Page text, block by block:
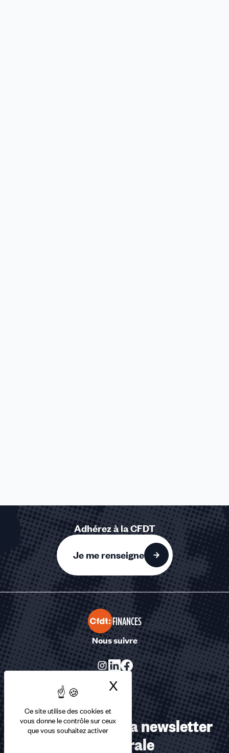
Ce site utilise des cookies et
vous donne le contrôle sur ceux
que vous souhaitez activer
X Masquer le
Adhérez à la CFDT
Je me renseigne
FINANCES
Nous suivre
Abonnez-vous à la newsletter
confédérale